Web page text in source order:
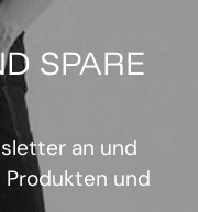
SPARE
an und
und